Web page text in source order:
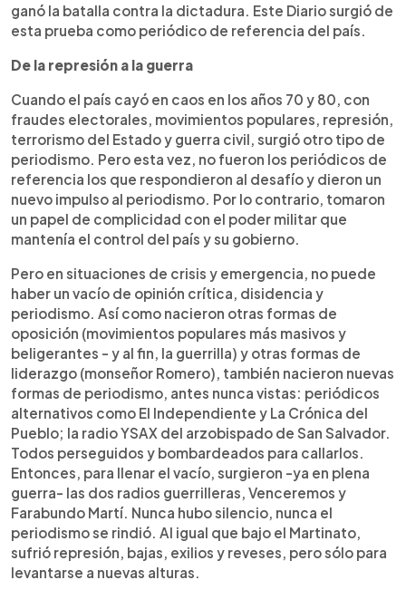
ganó la batalla contra la dictadura. Este Diario surgió de
esta prueba como periódico de referencia del país.
De la represión a la guerra
Cuando el país cayó en caos en los años 70 y 80, con
fraudes electorales, movimientos populares, represión,
terrorismo del Estado y guerra civil, surgió otro tipo de
periodismo. Pero esta vez, no fueron los periódicos de
referencia los que respondieron al desafío y dieron un
nuevo impulso al periodismo. Por lo contrario, tomaron
un papel de complicidad con el poder militar que
mantenía el control del país y su gobierno.
Pero en situaciones de crisis y emergencia, no puede
haber un vacío de opinión crítica, disidencia y
periodismo. Así como nacieron otras formas de
oposición (movimientos populares más masivos y
beligerantes - y al fin, la guerrilla) y otras formas de
liderazgo (monseñor Romero), también nacieron nuevas
formas de periodismo, antes nunca vistas: periódicos
alternativos como El Independiente y La Crónica del
Pueblo; la radio YSAX del arzobispado de San Salvador.
Todos perseguidos y bombardeados para callarlos.
Entonces, para llenar el vacío, surgieron -ya en plena
guerra- las dos radios guerrilleras, Venceremos y
Farabundo Martí. Nunca hubo silencio, nunca el
periodismo se rindió. Al igual que bajo el Martinato,
sufrió represión, bajas, exilios y reveses, pero sólo para
levantarse a nuevas alturas.